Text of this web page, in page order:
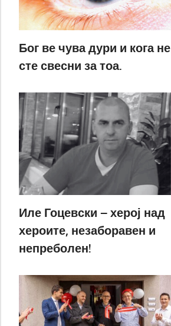
Бог ве чува дури и кога не
сте свесни за тоа.
Иле Гоцевски – херој над
хероите, незаборавен и
непреболен!